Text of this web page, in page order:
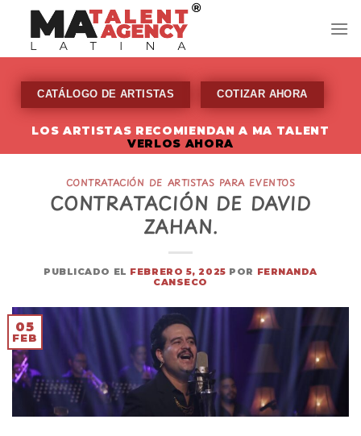
content
CATÁLOGO DE ARTISTAS COTIZAR AHORA
LOS ARTISTAS RECOMIENDAN A MA TALENT
VERLOS AHORA
CONTRATACIÓN DE ARTISTAS PARA EVENTOS
CONTRATACIÓN DE DAVID
ZAHAN.
PUBLICADO EL FEBRERO 5, 2025 POR FERNANDA
CANSECO
05
FEB